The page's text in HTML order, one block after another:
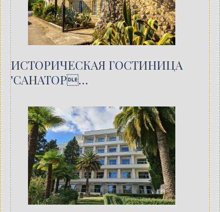
ИСТОРИЧЕСКАЯ ГОСТИНИЦА
'САНАТОР…